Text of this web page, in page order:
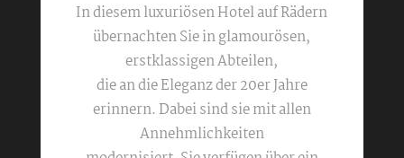
In diesem luxuriösen Hotel auf Rädern
übernachten Sie in glamourösen,
erstklassigen Abteilen,
die an die Eleganz der 20er Jahre
erinnern. Dabei sind sie mit allen
Annehmlichkeiten